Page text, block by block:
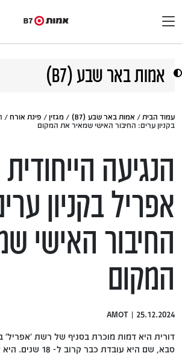
אמות באר שבע (B7)
עמוד הבית / אמות באר שבע (B7) / מגזין / פינת אורח /
בקניון ערים: החיבור האישי שמאיר את המקום
הנגיעה
אפריל בקניון
החיבור האישי
המקום
25.12.2024 | AMOT
דורית היא דמות מוכרת בסניף של רשת ׳אפריל׳
סבא, שם היא עובדת